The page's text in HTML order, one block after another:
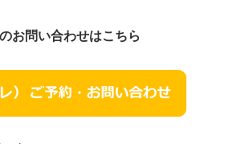
お問い合わせはこちら